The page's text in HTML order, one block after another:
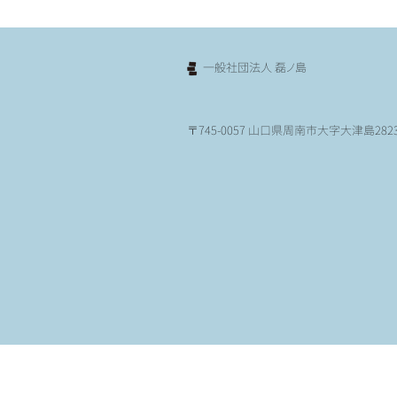
​一般社団法人 磊ノ島
〒745-0057 山口県周南市大字大津島